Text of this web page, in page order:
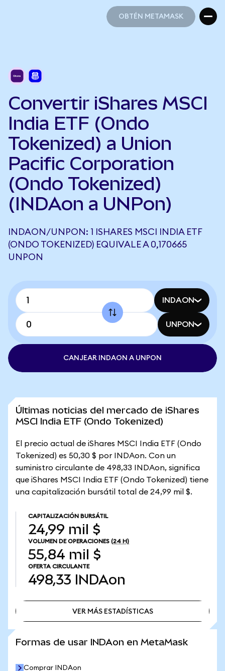
OBTÉN METAMASK
Convertir iShares MSCI
India ETF (Ondo
Tokenized) a Union
Pacific Corporation
(Ondo Tokenized)
(INDAon a UNPon)
INDAON/UNPON: 1 ISHARES MSCI INDIA ETF
(ONDO TOKENIZED) EQUIVALE A 0,170665
UNPON
INDAON
UNPON
CANJEAR INDAON A UNPON
Últimas noticias del mercado de iShares
MSCI India ETF (Ondo Tokenized)
El precio actual de iShares MSCI India ETF (Ondo
Tokenized) es 50,30 $ por INDAon. Con un
suministro circulante de 498,33 INDAon, significa
que iShares MSCI India ETF (Ondo Tokenized) tiene
una capitalización bursátil total de 24,99 mil $.
CAPITALIZACIÓN BURSÁTIL
24,99 mil $
VOLUMEN DE OPERACIONES (24 H)
55,84 mil $
OFERTA CIRCULANTE
498,33 INDAon
VER MÁS ESTADÍSTICAS
Formas de usar INDAon en MetaMask
Comprar INDAon